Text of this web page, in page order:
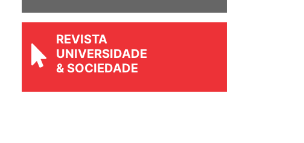
REVISTA
UNIVERSIDADE
& SOCIEDADE